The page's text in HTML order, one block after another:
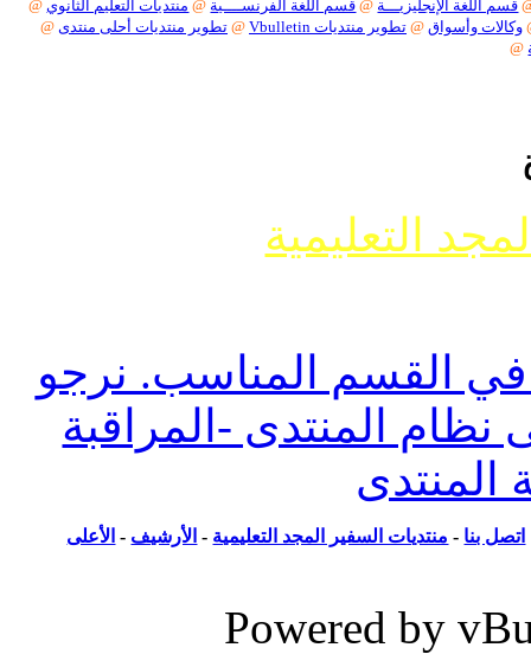
اللغة الإنجليزيـــة @قسم اللغة الفرنســــية @منتديات التعليم الثانوي @
وأسواق @تطوير منتديات Vbulletin @تطوير منتديات أحلى منتدى @
التعليمية
القسم المناسب. نرجو
المنتدى -المراقبة
بنا-منتديات السفير المجد التعليمية-الأرشيف-الأعلى
Powered by